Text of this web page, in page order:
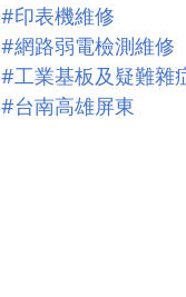
#印表機維修
#網路弱電檢測維修
#工業基板及疑難雜
#台南高雄屏東